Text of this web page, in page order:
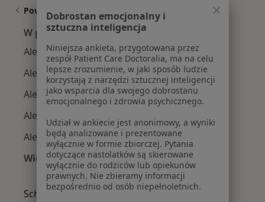
Powiązane wyszukiwania
W pobliżu Katowic
Alergia na leki w Gliwicach
Alergia na leki w Zabrzu
Alergia na leki w Piekarach Śląskich
Alergia na leki w Rudzie Śląskiej
Alergia na leki w Chorzowie
Więcej (7)
Więcej w kategorii: W pobliżu Katowic
Schorzenia w Katowicach
Dobrostan emocjonalny i
sztuczna inteligencja
Niniejsza ankieta, przygotowana przez
zespół Patient Care Doctoralia, ma na celu
lepsze zrozumienie, w jaki sposób ludzie
korzystają z narzędzi sztucznej inteligencji
jako wsparcia dla swojego dobrostanu
emocjonalnego i zdrowia psychicznego.
Udział w ankiecie jest anonimowy, a wyniki
będą analizowane i prezentowane
wyłącznie w formie zbiorczej. Pytania
dotyczące nastolatków są skierowane
wyłącznie do rodziców lub opiekunów
prawnych. Nie zbieramy informacji
bezpośrednio od osób niepełnoletnich.